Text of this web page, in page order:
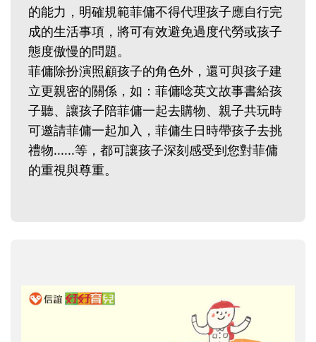
的能力，明確規範菲傭不得代理孩子應自行完
成的生活事項，將可有效避免過度代勞或孩子
態度傲慢的問題。
菲傭除扮演照顧孩子的角色外，還可與孩子建
立更親密的關係，如：菲傭唸英文故事書給孩
子聽、讓孩子陪菲傭一起去購物、親子共玩時
可邀請菲傭一起加入，菲傭生日時帶孩子去挑
禮物......等，都可讓孩子深刻感受到您對菲傭
的重視與尊重。